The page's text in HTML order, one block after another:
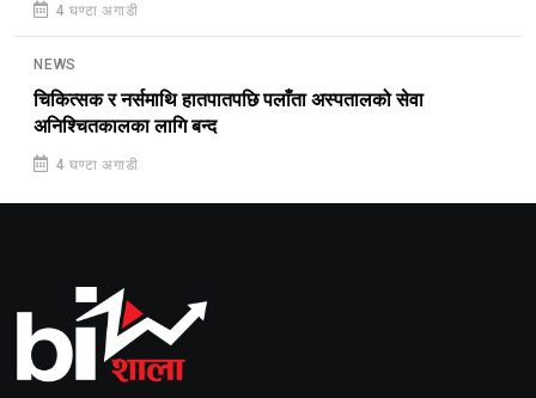
4 घण्टा अगाडी
NEWS
चिकित्सक र नर्समाथि हातपातपछि पलाँता अस्पतालको सेवा
अनिश्चितकालका लागि बन्द
4 घण्टा अगाडी